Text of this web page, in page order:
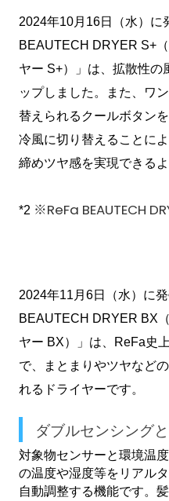
2024年10月16日（水）に
BEAUTECH DRYER S+
ヤー S+）」は、拡散性の
ップしました。また、ワ
替えられるクールボタン
冷風に切り替えることに
締めツヤ感を実現できる
*2 ※ReFa BEAUTECH
2024年11月6日（水）に
BEAUTECH DRYER BX
ヤー BX）」は、ReFa史
で、まとまりやツヤなど
れるドライヤーです。
ダブルセンシング
対象物センサーと環境温
の温度や湿度等をリアル
自動調整する機能です。